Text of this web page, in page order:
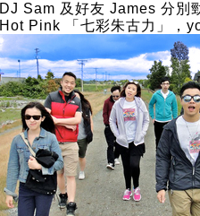
DJ Sam 及好友 James 分別
Hot Pink 「七彩朱古力」，